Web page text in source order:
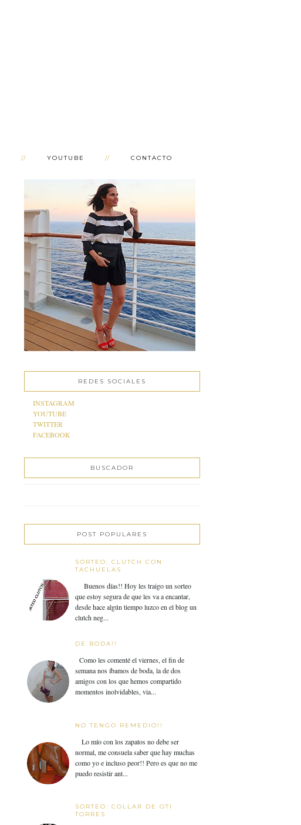
YOUTUBE CONTACTO
REDES SOCIALES
INSTAGRAM
YOUTUBE
TWITTER
FACEBOOK
BUSCADOR
POST POPULARES
SORTEO: CLUTCH CON
TACHUELAS
Buenos días!! Hoy les traigo un sorteo
que estoy segura de que les va a encantar,
desde hace algún tiempo luzco en el blog un
clutch neg...
DE BODA!!
Como les comenté el viernes, el fin de
semana nos íbamos de boda, la de dos
amigos con los que hemos compartido
momentos inolvidables, via...
NO TENGO REMEDIO!!
Lo mío con los zapatos no debe ser
normal, me consuela saber que hay muchas
como yo e incluso peor!! Pero es que no me
puedo resistir ant...
SORTEO: COLLAR DE OTI
TORRES